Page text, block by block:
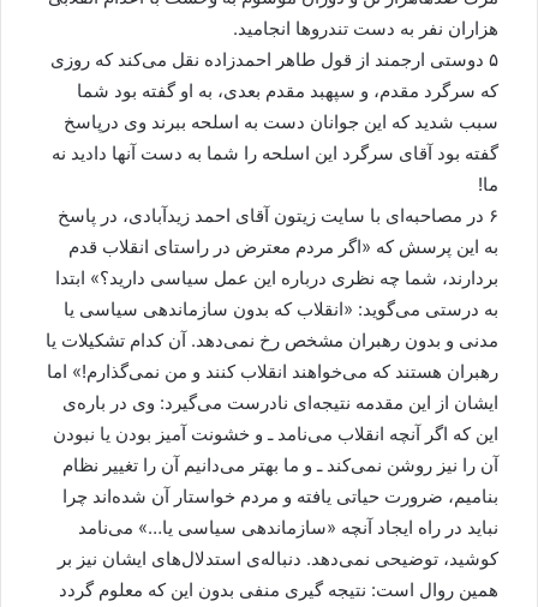
هزاران نفر به دست تندروها انجامید.
۵ دوستی ارجمند از قول طاهر احمدزاده نقل می‌کند که روزی
که سرگرد مقدم، و سپهبد مقدم بعدی، به او گفته بود شما
سبب شدید که این جوانان دست به اسلحه ببرند وی درپاسخ
گفته بود آقای سرگرد این اسلحه را شما به دست آنها دادید نه
ما!
۶ در مصاحبه‌ای با سایت زیتون آقای احمد زیدآبادی، در پاسخ
به این پرسش که «اگر مردم معترض در راستای انقلاب قدم
بردارند، شما چه نظری درباره این عمل سیاسی دارید؟» ابتدا
به درستی می‌گوید: «انقلاب که بدون سازماندهی سیاسی یا
مدنی و بدون رهبران مشخص رخ نمی‌دهد. آن کدام تشکیلات یا
رهبران هستند که می‌خواهند انقلاب کنند و من نمی‌گذارم!» اما
ایشان از این مقدمه نتیجه‌ای نادرست می‌گیرد: وی در باره‌ی
این که اگر آنچه انقلاب می‌نامد ـ و خشونت آمیز بودن یا نبودن
آن را نیز روشن نمی‌کند ـ و ما بهتر می‌دانیم آن را تغییر نظام
بنامیم، ضرورت حیاتی یافته و مردم خواستار آن شده‌اند چرا
نباید در راه ایجاد آنچه «سازماندهی سیاسی یا…» می‌نامد
کوشید، توضیحی نمی‌دهد. دنباله‌ی استدلال‌های ایشان نیز بر
همین روال است: نتیجه گیری منفی بدون این که معلوم گردد